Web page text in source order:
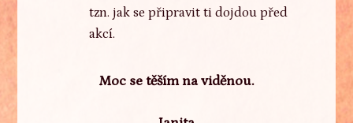
tzn. jak se připravit ti dojdou před
akcí.
Moc se těším na viděnou.